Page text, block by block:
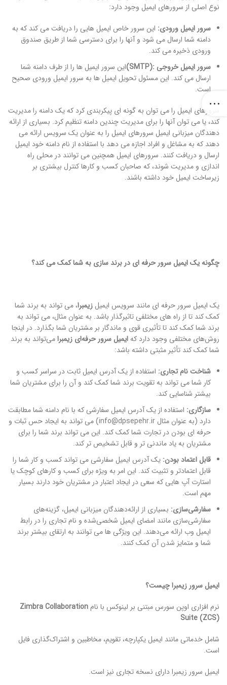
نوع اصلی از سرورهای ایمیل وجود دارد:
سرور ایمیل ورودی: این سرور خاص ایمیل هایی را دریافت می کند که به
دامنه شما ارسال می شود و آنها را برای دسترسی شما از طریق صندوق
ورودی ذخیره می کند.
سرور ایمیل خروجی :(SMTP)
این سرور ایمیل ها را از طرف دامنه شما
ارسال می کند. این مسئول تحویل ایمیل ها به سرور ایمیل ورودی صحیح
است.
سرورهای ایمیل را می توان به گونه ای پیکربندی کرد که یک دامنه را مدیریت
کند، یا می توان آنها را برای مدیریت چندین دامنه تنظیم کرد. بسیاری از ارائه
دهندگان میزبانی ایمیل سرورهای ایمیل را به عنوان یک سرویس ارائه می
دهند که به مشاغل و افراد اجازه می دهد با استفاده از نام دامنه خود ایمیل
ارسال و دریافت کنند. سرورهای ایمیل همچنین می توانند در محلی راه
اندازی و مدیریت شوند، که صاحبان کسب و کارها کنترل بیشتری بر
زیرساخت ایمیل خود داشته باشند.
چگونه یک ایمیل سرور حرفه ای در برند سازی به شما کمک می کند؟
یک ایمیل سرور حرفه ای مانند سرویس ایمیل زیمبرا، می تواند به برند شما
کمک کند تا از راه های مختلفی تاثیرگذار باشد. به عنوان مثال، می تواند به
برند شما کمک کند تاتأثیری قوی و ماندگار بر مشتریان شما بگذارد. در اینجا
روش‌های مختلفی وجود دارد کهایمیل سرور حرفه‌ای زیمبرامی‌تواند به برند
شما کمک کند تأثیر مثبتی داشته باشد:
شناخت نام تجاری: استفاده از یک آدرس ایمیل ثابت در سراسر کسب و
کار شما می تواند به تقویت برند شما کمک کند و آن را برای مشتریان شما
بیشتر شناسایی کند.
سازگاری: استفاده از یک آدرس ایمیل سفارشی که با نام دامنه شما مطابقت
دارد (به عنوان مثال info@dpsepehr.ir) می تواند به ایجاد حس ثبات و
حرفه ای بودن در تجارت شما کمک کند. این می تواند برند شما را برای
مشتریان به یاد ماندنی تر و قابل تشخیص تر کند.
قابل اعتماد بودن: یک آدرس ایمیل سفارشی می تواند کسب و کار شما را
قابل اعتمادتر و تثبیت کند. این امر به ویژه برای کسب و کارهای کوچک یا
استارت آپ هایی که سعی در ایجاد اعتبار در مشتریان خود دارند بسیار
مهم است.
سفارشی‌سازی: بسیاری از ارائه‌دهندگان میزبانی ایمیل، گزینه‌های
سفارشی‌سازی مانند امضای ایمیل شخصی‌شده و نام تجاری را در رابط
ایمیل وب ارائه می‌دهند. این ویژگی ها می توانند به ارتقای بیشتر برند
شما و متمایز شدن آن کمک کنند.
ایمیل سرور زیمبرا چیست؟
نرم افزاری اوپن سورس مبتنی بر لینوکس با نامZimbra Collaboration
Suite (ZCS)
شامل خدماتی مانند ایمیل یکپارچه، تقویم، مخاطبین و اشتراک‌گذاری فایل
است.
ایمیل سرور زیمبرا دارای نسخه تجاری نیز است.